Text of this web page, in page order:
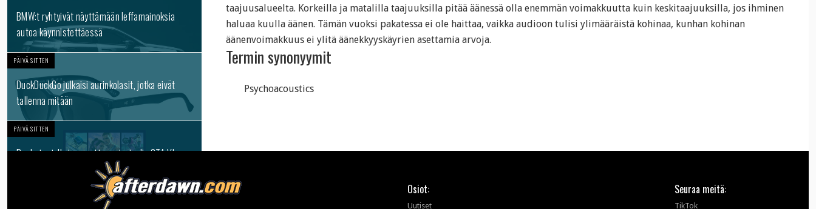
BMW:t ryhtyivät näyttämään leffamainoksia
autoa käynnistettäessä
PÄIVÄ SITTEN
DuckDuckGo julkaisi aurinkolasit, jotka eivät
tallenna mitään
PÄIVÄ SITTEN
Rockstar julkaisee uutta materiaalia GTA VI -
pelistä – esitetään ensin Netflixissä
taajuusalueelta. Korkeilla ja matalilla taajuuksilla pitää äänessä olla enemmän voimakkuutta kuin keskitaajuuksilla, jos ihminen
haluaa kuulla äänen. Tämän vuoksi pakatessa ei ole haittaa, vaikka audioon tulisi ylimääräistä kohinaa, kunhan kohinan
äänenvoimakkuus ei ylitä äänekkyyskäyrien asettamia arvoja.
Termin synonyymit
Psychoacoustics
Osiot:
Uutiset
Seuraa meitä:
TikTok